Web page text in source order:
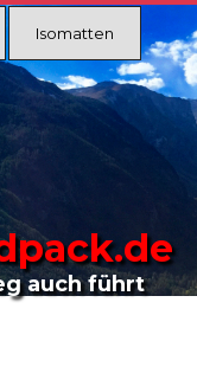
Isomatten
auch führt